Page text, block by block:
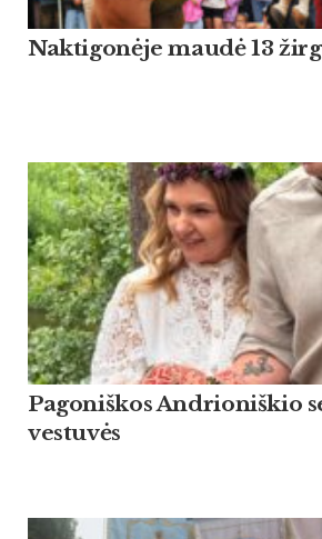
Naktigonėje maudė 13
Pagoniškos Andrioniškio
vestuvės